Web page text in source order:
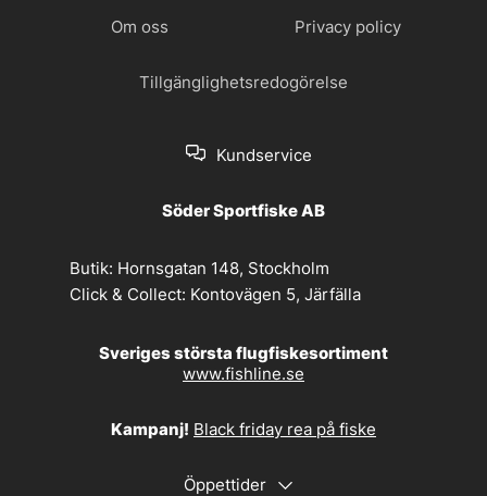
Om oss Privacy policy
Tillgänglighetsredogörelse
Kundservice
Söder Sportfiske AB
Butik: Hornsgatan 148, Stockholm
Click & Collect: Kontovägen 5, Järfälla
Sveriges största flugfiskesortiment
www.fishline.se
Kampanj! Black friday rea på fiske
Öppettider